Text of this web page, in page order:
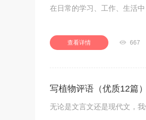
在日常的学习、工作、生活
查看详情  667
写植物评语（优质12篇）
无论是文言文还是现代文，